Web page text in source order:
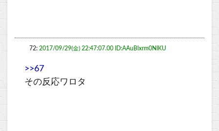
72: 2017/09/29(金) 22:47:07.00 ID:AAuBlxrm0NIKU
>>67
その反応ワロタ